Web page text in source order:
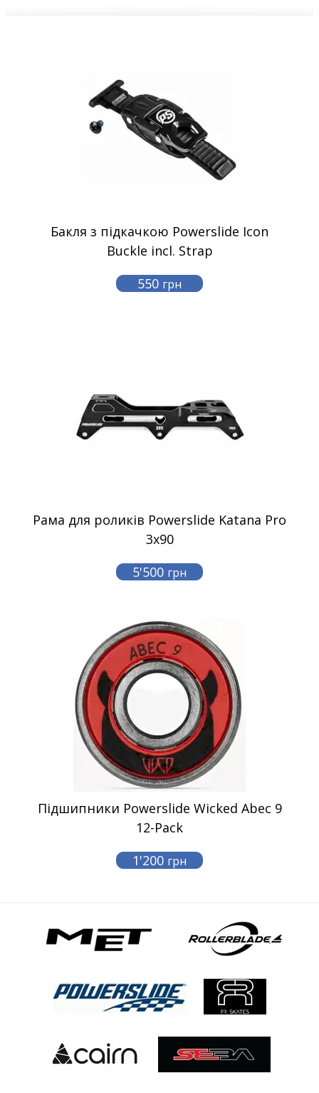
Бакля з підкачкою Powerslide Icon
Buckle incl. Strap
550 грн
Рама для роликів Powerslide Katana Pro
3x90
5'500 грн
Підшипники Powerslide Wicked Abec 9
12-Pack
1'200 грн